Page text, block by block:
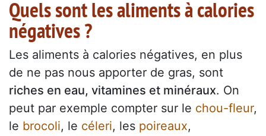
Quels sont les aliments à calories
négatives ?
Les aliments à calories négatives, en plus
de ne pas nous apporter de gras, sont
riches en eau, vitamines et minéraux. On
peut par exemple compter sur le chou-fleur,
le brocoli, le céleri, les poireaux,